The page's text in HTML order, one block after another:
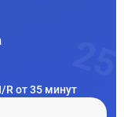
R от 35 минут